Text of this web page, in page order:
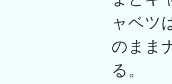
ャベツ
のまま
る。